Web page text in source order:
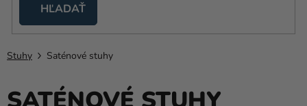
HĽADAŤ
stany
Kanekalon
Hélium
Stuhy Saténové stuhy